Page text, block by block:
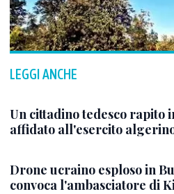
LEGGI ANCHE
Un cittadino tedesco rapito
affidato all'esercito
Drone ucraino esploso in
convoca l'ambasciatore di